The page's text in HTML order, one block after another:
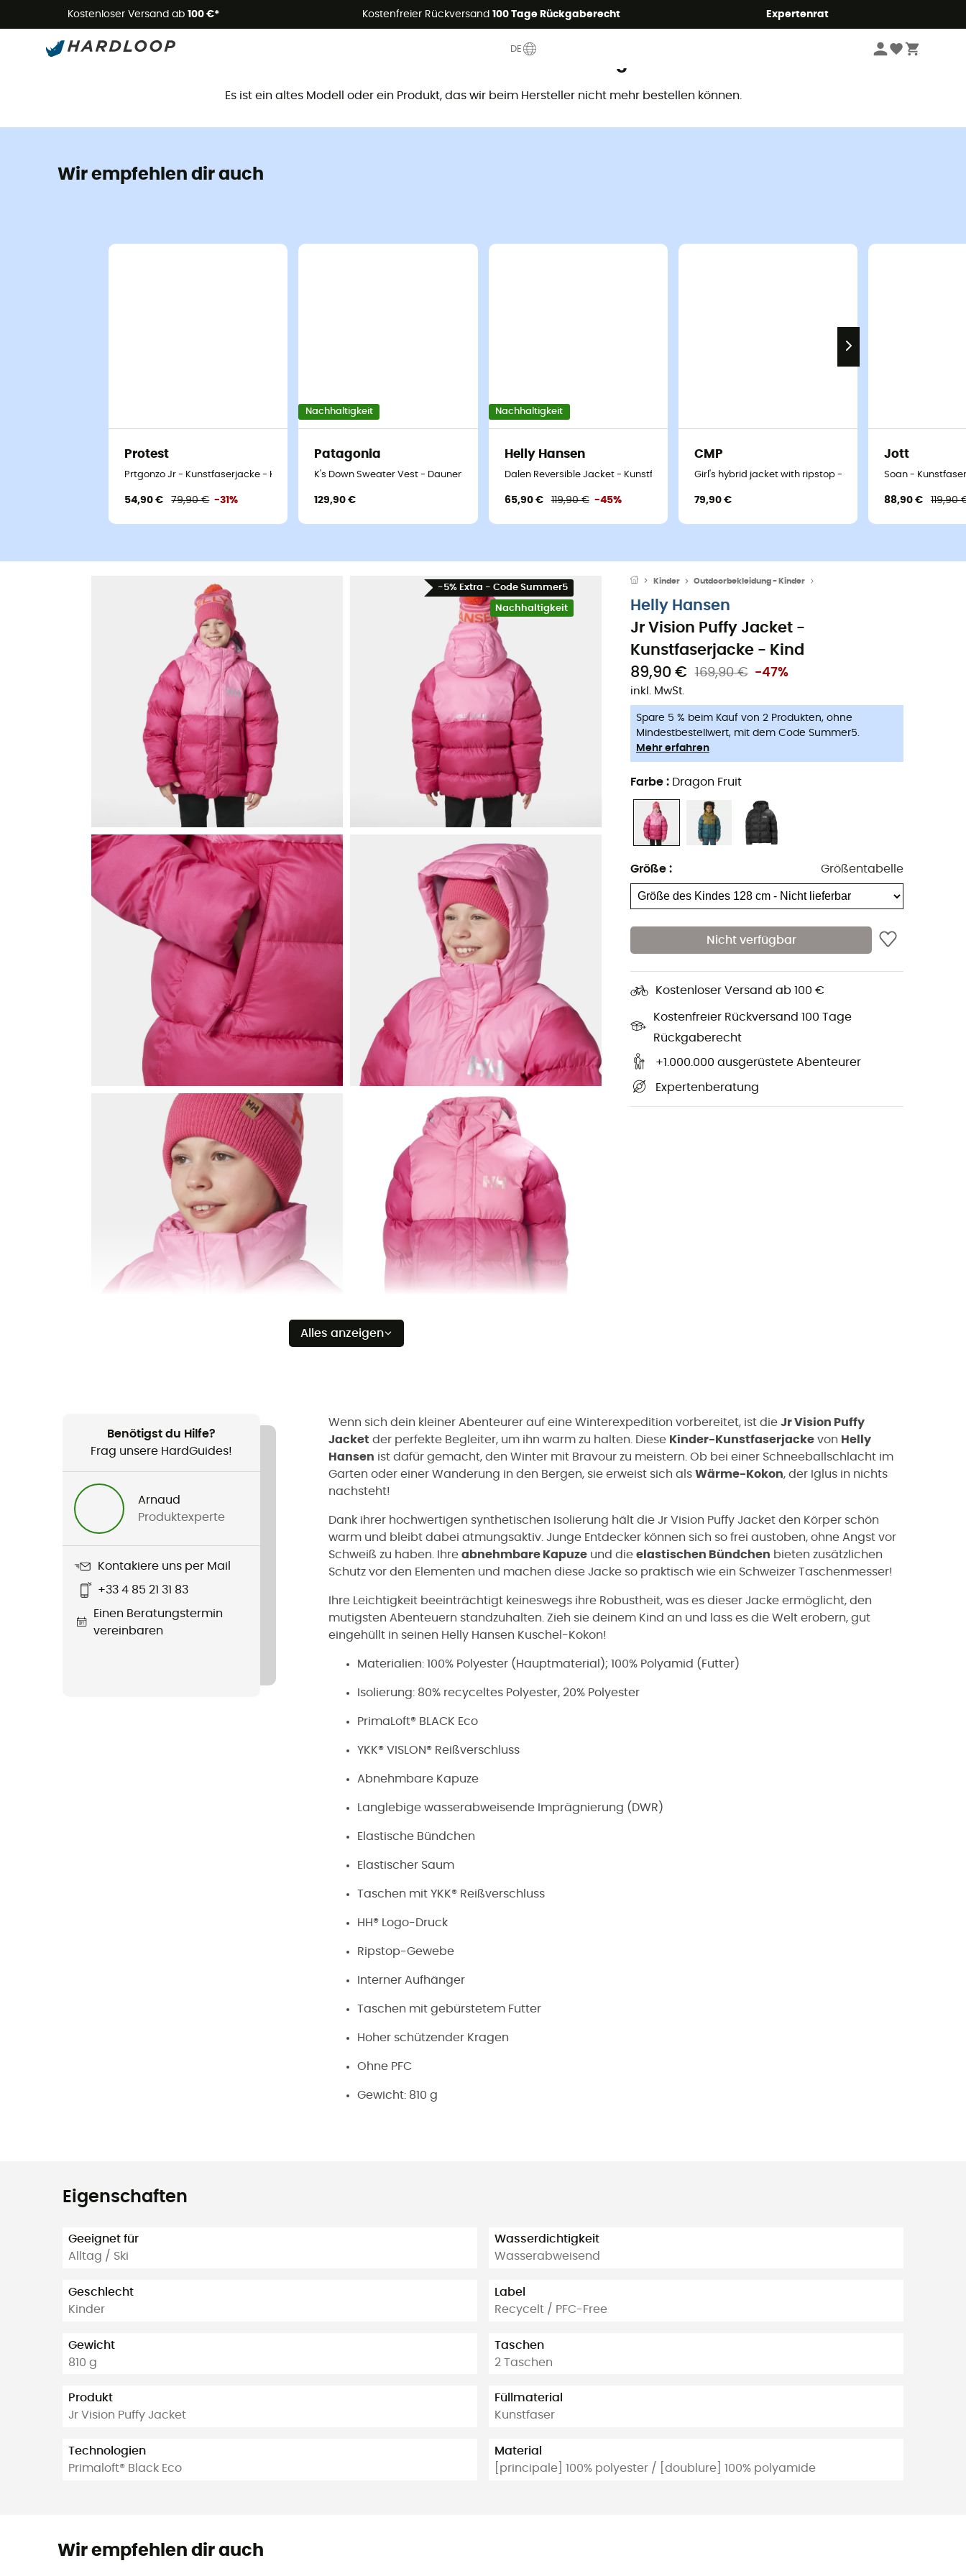
Kostenloser Versand ab 100 €* Kostenfreier Rückversand 100 Tage Rückgaberecht Expertenrat
DE
Sommerangebote🔥 -5% EXTRA ab 2 Produkten* Code Summer5
Es ist ein altes Modell oder ein Produkt, das wir beim Hersteller nicht mehr bestellen können.
Wir empfehlen dir auch
Protest
Prtgonzo Jr - Kunstfaserjacke - Kind
54,90 € 79,90 € -31%
Nachhaltigkeit
Patagonia
K's Down Sweater Vest - Daunenweste - Kind
129,90 €
Nachhaltigkeit
Helly Hansen
Dalen Reversible Jacket - Kunstfaserjacke - Kind
65,90 € 119,90 € -45%
CMP
Girl's hybrid jacket with ripstop - Kunstfaserjacke - Kind
79,90 €
Jott
Soan -
88,90 € 119,90
-5% Extra - Code Summer5
Nachhaltigkeit
Alles anzeigen
Kinder Outdoorbekleidung - Kinder
Helly Hansen
Jr Vision Puffy Jacket -
Kunstfaserjacke - Kind
89,90 €
169,90 € -47%
inkl. MwSt.
Spare 5 % beim Kauf von 2 Produkten, ohne
Mindestbestellwert, mit dem Code Summer5.
Mehr erfahren
Farbe : Dragon Fruit
Größe : Größentabelle
Nicht verfügbar
Kostenloser Versand ab 100 €
Kostenfreier Rückversand 100 Tage
Rückgaberecht
+1.000.000 ausgerüstete Abenteurer
Expertenberatung
Benötigst du Hilfe?
Frag unsere HardGuides!
Arnaud
Produktexperte
Kontakiere uns per Mail
+33 4 85 21 31 83
Einen Beratungstermin
vereinbaren
Wenn sich dein kleiner Abenteurer auf eine Winterexpedition vorbereitet, ist die Jr Vision Puffy
Jacket der perfekte Begleiter, um ihn warm zu halten. Diese Kinder-Kunstfaserjacke von Helly
Hansen ist dafür gemacht, den Winter mit Bravour zu meistern. Ob bei einer Schneeballschlacht im
Garten oder einer Wanderung in den Bergen, sie erweist sich als Wärme-Kokon, der Iglus in nichts
nachsteht!
Dank ihrer hochwertigen synthetischen Isolierung hält die Jr Vision Puffy Jacket den Körper schön
warm und bleibt dabei atmungsaktiv. Junge Entdecker können sich so frei austoben, ohne Angst vor
Schweiß zu haben. Ihre abnehmbare Kapuze und die elastischen Bündchen bieten zusätzlichen
Schutz vor den Elementen und machen diese Jacke so praktisch wie ein Schweizer Taschenmesser!
Ihre Leichtigkeit beeinträchtigt keineswegs ihre Robustheit, was es dieser Jacke ermöglicht, den
mutigsten Abenteuern standzuhalten. Zieh sie deinem Kind an und lass es die Welt erobern, gut
eingehüllt in seinen Helly Hansen Kuschel-Kokon!
Materialien: 100% Polyester (Hauptmaterial); 100% Polyamid (Futter)
Isolierung: 80% recyceltes Polyester, 20% Polyester
PrimaLoft® BLACK Eco
YKK® VISLON® Reißverschluss
Abnehmbare Kapuze
Langlebige wasserabweisende Imprägnierung (DWR)
Elastische Bündchen
Elastischer Saum
Taschen mit YKK® Reißverschluss
HH® Logo-Druck
Ripstop-Gewebe
Interner Aufhänger
Taschen mit gebürstetem Futter
Hoher schützender Kragen
Ohne PFC
Gewicht: 810 g
Eigenschaften
Geeignet für
Alltag / Ski
Geschlecht
Kinder
Gewicht
810 g
Produkt
Jr Vision Puffy Jacket
Technologien
Primaloft® Black Eco
Wasserdichtigkeit
Wasserabweisend
Label
Recycelt / PFC-Free
Taschen
2 Taschen
Füllmaterial
Kunstfaser
Material
[principale] 100% polyester / [doublure] 100% polyamide
Wir empfehlen dir auch